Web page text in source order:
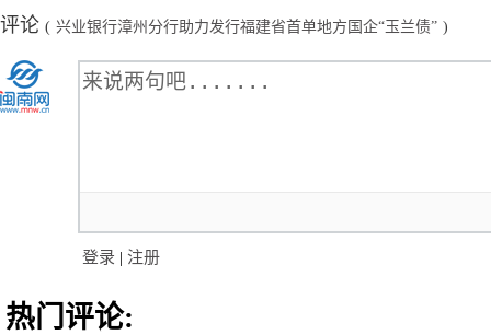
评论 ( 兴业银行漳州分行助力发行福建省首单地方国企“玉兰债” )
登录 | 注册
热门评论: